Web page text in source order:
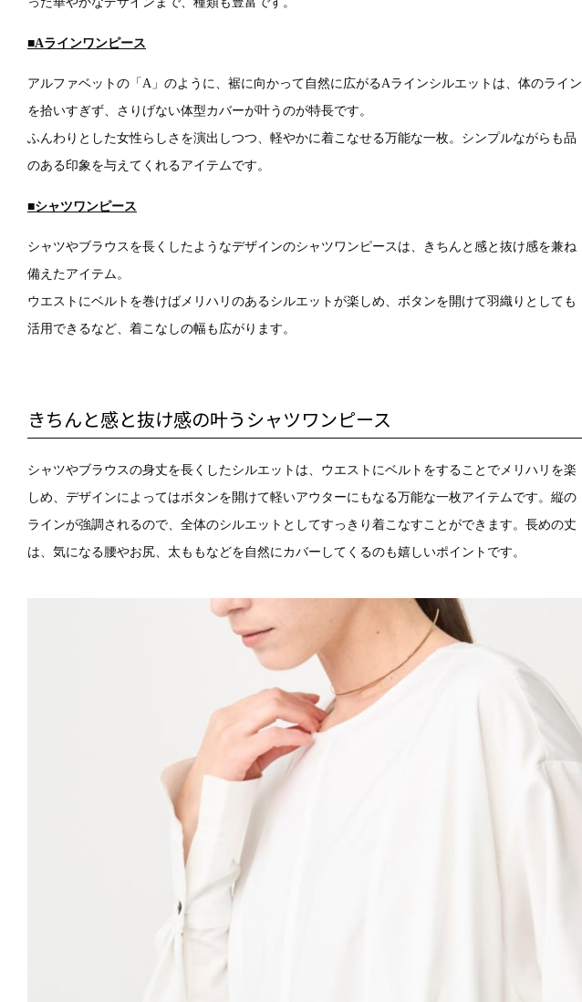
■Aラインワンピース
アルファベットの「A」のように、裾に向かって自然に広がるAラインシルエットは、体のライン
を拾いすぎず、さりげない体型カバーが叶うのが特長です。
ふんわりとした女性らしさを演出しつつ、軽やかに着こなせる万能な一枚。シンプルながらも品
のある印象を与えてくれるアイテムです。
■シャツワンピース
シャツやブラウスを長くしたようなデザインのシャツワンピースは、きちんと感と抜け感を兼ね
備えたアイテム。
ウエストにベルトを巻けばメリハリのあるシルエットが楽しめ、ボタンを開けて羽織りとしても
活用できるなど、着こなしの幅も広がります。
きちんと感と抜け感の叶うシャツワンピース
シャツやブラウスの身丈を長くしたシルエットは、ウエストにベルトをすることでメリハリを楽
しめ、デザインによってはボタンを開けて軽いアウターにもなる万能な一枚アイテムです。縦の
ラインが強調されるので、全体のシルエットとしてすっきり着こなすことができます。長めの丈
は、気になる腰やお尻、太ももなどを自然にカバーしてくるのも嬉しいポイントです。